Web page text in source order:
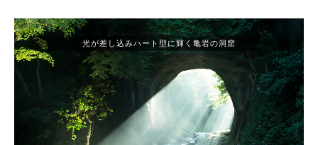
光が差し込みハート型に輝く亀岩の洞窟